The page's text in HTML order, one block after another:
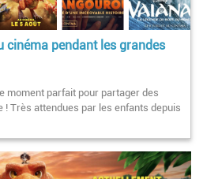
cinéma pendant les grandes
moment parfait pour partager des
! Très attendues par les enfants depuis